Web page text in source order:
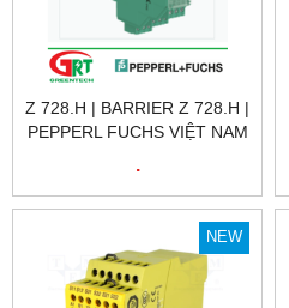
Z 728.H | BARRIER Z 728.H |
PEPPERL FUCHS VIỆT NAM
.
NEW